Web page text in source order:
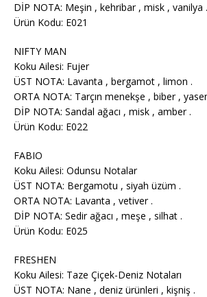
DİP NOTA: Meşin , kehribar , misk , vanilya .
Ürün Kodu: E021
NIFTY MAN
Koku Ailesi: Fujer
ÜST NOTA: Lavanta , bergamot , limon .
ORTA NOTA: Tarçın menekşe , biber ,
DİP NOTA: Sandal ağacı , misk , amber .
Ürün Kodu: E022
FABIO
Koku Ailesi: Odunsu Notalar
ÜST NOTA: Bergamotu , siyah üzüm .
ORTA NOTA: Lavanta , vetiver .
DİP NOTA: Sedir ağacı , meşe , silhat .
Ürün Kodu: E025
FRESHEN
Koku Ailesi: Taze Çiçek-Deniz Notaları
ÜST NOTA: Nane , deniz ürünleri , kişniş .